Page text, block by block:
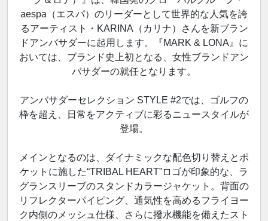
aespa（エスパ）のリーダーとして世界的な人気を誇
るアーティスト・KARINA（カリナ）さんを新ブラン
ドアンバサダーに起用します。『MARK & LONA』に
おいては、ブランド史上初となる、女性ブランドアン
バサダーの就任となります。
アンバサダーセレクション STYLE #2では、ゴルフの
枠を超え、日常をアクティブに彩るニュースタイルが
登場。
メインとなるのは、ダイナミックな配色切り替えとポ
ケットに施した“TRIBAL HEART”ロゴが印象的な、ラ
グランスリーブのスタンドカラージャケット。背面の
リフレクターパイピング、通気性を高めるフライヨー
ク内側のメッシュ仕様、さらに撥水機能を備えたスト